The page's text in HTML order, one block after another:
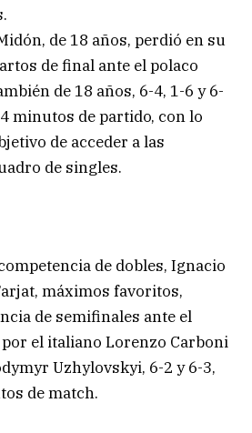
de 18 años, perdió en su
de final ante el polaco
de 18 años, 6-4, 1-6 y 6-
minutos de partido, con lo
de acceder a las
de singles.
de dobles, Ignacio
máximos favoritos,
de semifinales ante el
el italiano Lorenzo Carboni
Uzhylovskyi, 6-2 y 6-3,
de match.